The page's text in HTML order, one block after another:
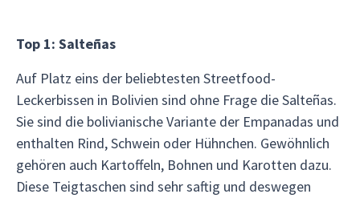
Top 1: Salteñas
Auf Platz eins der beliebtesten Streetfood-
Leckerbissen in Bolivien sind ohne Frage die Salteñas.
Sie sind die bolivianische Variante der Empanadas und
enthalten Rind, Schwein oder Hühnchen. Gewöhnlich
gehören auch Kartoffeln, Bohnen und Karotten dazu.
Diese Teigtaschen sind sehr saftig und deswegen